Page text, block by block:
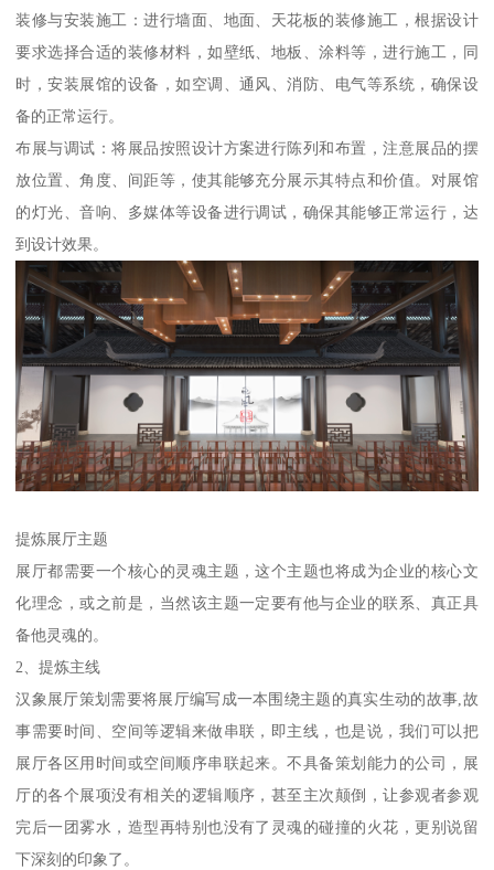
装修与安装施工：进行墙面、地面、天花板的装修施工，根据设计
要求选择合适的装修材料，如壁纸、地板、涂料等，进行施工，同
时，安装展馆的设备，如空调、通风、消防、电气等系统，确保设
备的正常运行。
布展与调试：将展品按照设计方案进行陈列和布置，注意展品的摆
放位置、角度、间距等，使其能够充分展示其特点和价值。对展馆
的灯光、音响、多媒体等设备进行调试，确保其能够正常运行，达
到设计效果。
提炼展厅主题
展厅都需要一个核心的灵魂主题，这个主题也将成为企业的核心文
化理念，或之前是，当然该主题一定要有他与企业的联系、真正具
备他灵魂的。
2、提炼主线
汉象展厅策划需要将展厅编写成一本围绕主题的真实生动的故事,故
事需要时间、空间等逻辑来做串联，即主线，也是说，我们可以把
展厅各区用时间或空间顺序串联起来。不具备策划能力的公司，展
厅的各个展项没有相关的逻辑顺序，甚至主次颠倒，让参观者参观
完后一团雾水，造型再特别也没有了灵魂的碰撞的火花，更别说留
下深刻的印象了。